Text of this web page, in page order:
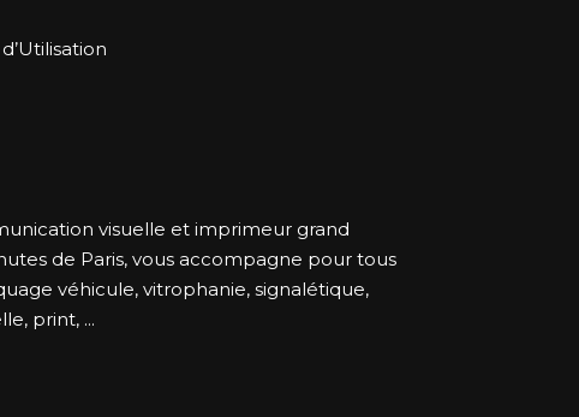
visuelle et imprimeur grand
de Paris, vous accompagne pour tous
véhicule, vitrophanie, signalétique,
print, ...